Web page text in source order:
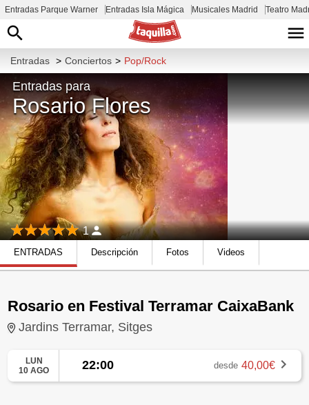
Entradas Parque Warner Entradas Isla Mágica Musicales Madrid Teatro
Entradas > Conciertos > Pop/Rock
Entradas para
Rosario Flores
1
ENTRADAS Descripción Fotos Videos
Rosario en Festival Terramar CaixaBank
Jardins Terramar, Sitges
LUN
10 AGO
22:00 desde 40,00€